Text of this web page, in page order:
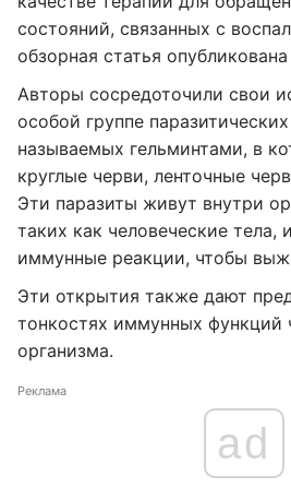
состояний, связанных с
обзорная статья
Авторы сосредоточили свои
особой группе
называемых гельминтами, в
круглые черви, ленточные
Эти паразиты живут внутри
таких как человеческие тела,
иммунные реакции, чтобы
Эти открытия также дают
тонкостях иммунных функций
организма.
Реклама
ad